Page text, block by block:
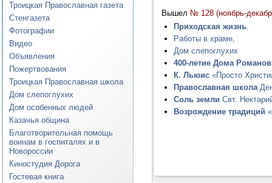
Троицкая Православная газета
Стенгазета
Фотографии
Видео
Объявления
Пожертвования
Троицкая Православная школа
Дом слепоглухих
Дом особенных людей
Казачья община
Благотворительная помощь
воинам в госпиталях и в
Новороссии
Киностудия Дорога
Гостевая книга
Вышел № 128 (ноябрь-
Приходская жизнь.
Работы в храме.
Дом слепоглухих
400-летие Дома
К. Льюис «Просто
Православная школа
Соль земли Свт.
Возрождение традиций